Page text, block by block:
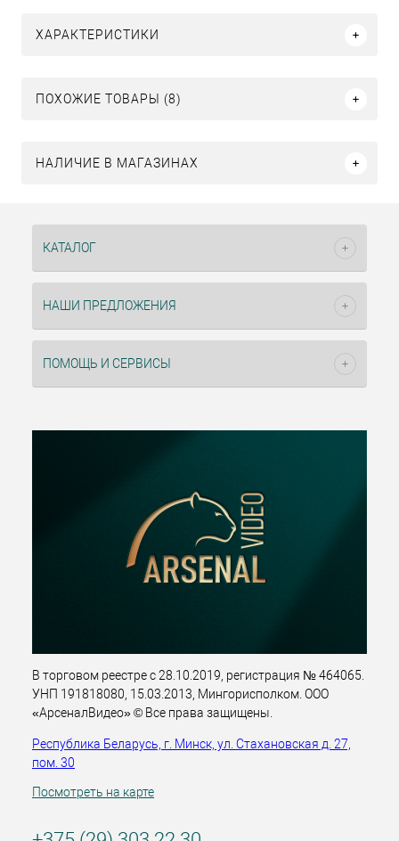
ХАРАКТЕРИСТИКИ
ПОХОЖИЕ ТОВАРЫ (8)
НАЛИЧИЕ В МАГАЗИНАХ
КАТАЛОГ
НАШИ ПРЕДЛОЖЕНИЯ
ПОМОЩЬ И СЕРВИСЫ
В торговом реестре с 28.10.2019, регистрация № 464065.
УНП 191818080, 15.03.2013, Мингорисполком. ООО
«АрсеналВидео» © Все права защищены.
Республика Беларусь, г. Минск, ул. Стахановская д. 27,
пом. 30
Посмотреть на карте